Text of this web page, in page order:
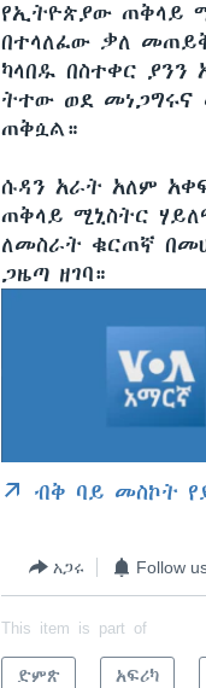
የኢትዮጵያው ጠቅላይ
በተላለፈው ቃለ
ካላበዱ በስተቀር
ትተው ወደ መነጋግሩና
ጠቅሷል።
ሱዳን አራት አለም
ጠቅላይ ሚኒስትር
ለመስራት ቁርጠኛ
ጋዜጣ ዘገባ።
ብቅ ባይ መስኮት
አጋሩ Follow
This item is part of
ድምጽ አፍሪካ